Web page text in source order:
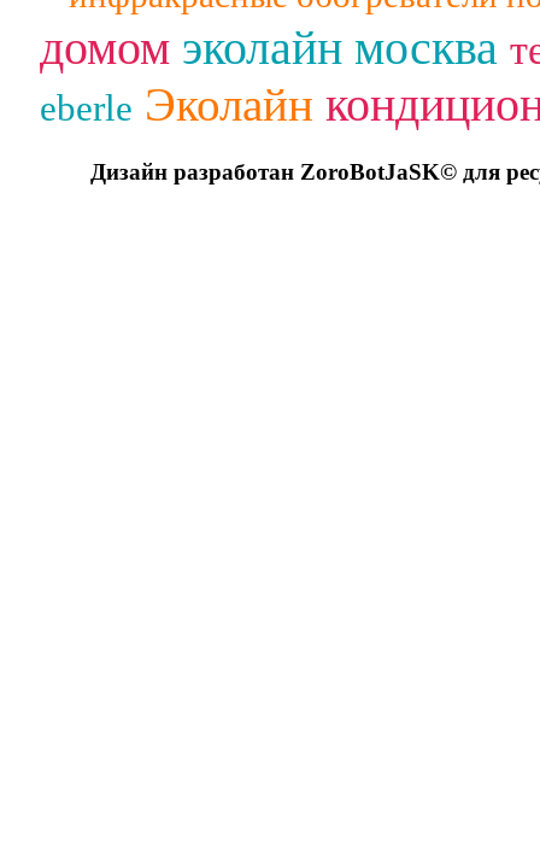
домом эколайн москва
eberle Эколайн
Дизайн разработан ZoroBotJaSK© для